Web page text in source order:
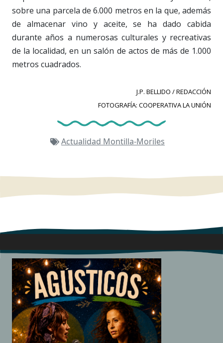
sobre una parcela de 6.000 metros en la que, además
de almacenar vino y aceite, se ha dado cabida
durante años a numerosas culturales y recreativas
de la localidad, en un salón de actos de más de 1.000
metros cuadrados.
J.P. BELLIDO / REDACCIÓN
FOTOGRAFÍA: COOPERATIVA LA UNIÓN
Actualidad Montilla-Moriles